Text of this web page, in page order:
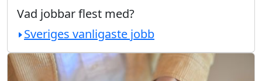
Vad jobbar flest med?
Sveriges vanligaste jobb